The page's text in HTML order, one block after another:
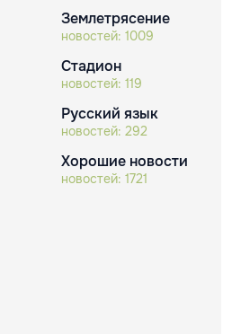
Землетрясение
новостей: 1009
Стадион
новостей: 119
Русский язык
новостей: 292
Хорошие новости
новостей: 1721